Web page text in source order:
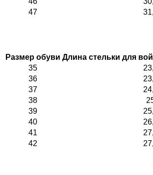
47
Размер обуви Длина стельки для
35
36
37
38
39
40
41
42